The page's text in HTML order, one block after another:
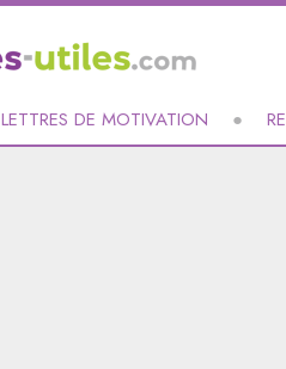
LETTRES DE MOTIVATION